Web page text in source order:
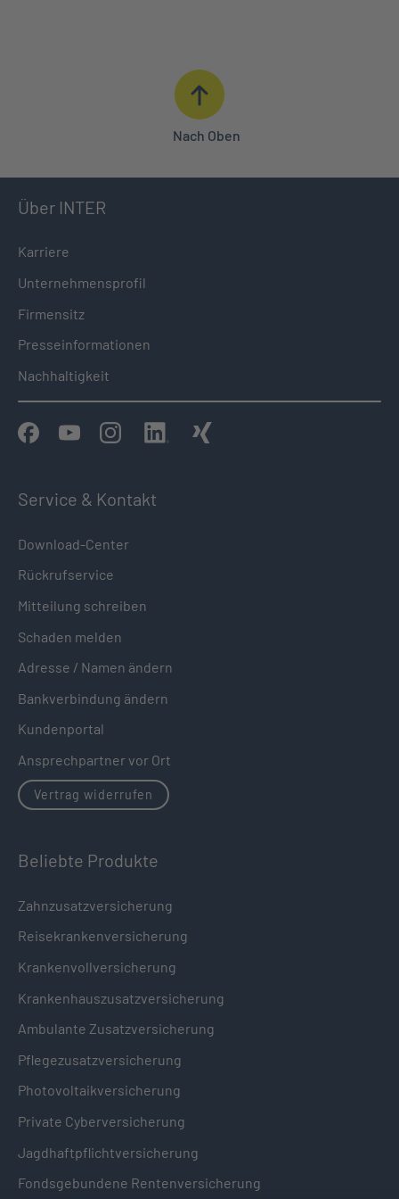
Nach Oben
Über INTER
Karriere
Unternehmensprofil
Firmensitz
Presseinformationen
Nachhaltigkeit
Service & Kontakt
Download-Center
Rückrufservice
Mitteilung schreiben
Schaden melden
Adresse / Namen ändern
Bankverbindung ändern
Kundenportal
Ansprechpartner vor Ort
Vertrag widerrufen
Beliebte Produkte
Zahnzusatzversicherung
Reisekrankenversicherung
Krankenvollversicherung
Krankenhauszusatzversicherung
Ambulante Zusatzversicherung
Pflegezusatzversicherung
Photovoltaikversicherung
Private Cyberversicherung
Jagdhaftpflichtversicherung
Fondsgebundene Rentenversicherung